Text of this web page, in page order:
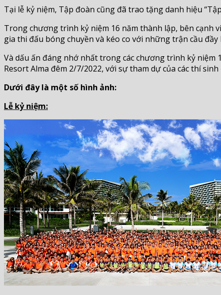
Tại lễ kỷ niệm, Tập đoàn cũng đã trao tặng danh hiệu
Trong chương trình kỷ niệm 16 năm thành lập, bên cạnh
gia thi đấu bóng chuyền và kéo co với những trận cầu
Và dấu ấn đáng nhớ nhất trong các chương trình kỷ niệm
Resort Alma đêm 2/7/2022, với sự tham dự của các thí
Dưới đây là một số hình ảnh:
Lễ kỷ niệm: